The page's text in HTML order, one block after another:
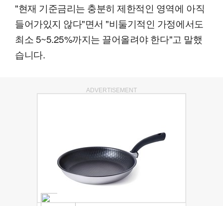
"현재 기준금리는 충분히 제한적인 영역에 아직
들어가있지 않다"면서 "비둘기적인 가정에서도
최소 5~5.25%까지는 끌어올려야 한다"고 말했
습니다.
ADVERTISEMENT